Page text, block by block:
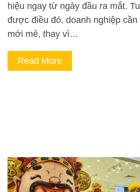
hiệu ngay từ ngày đầu ra mắt.
được điều đó, doanh nghiệp
mới mẻ, thay vì…
Read More